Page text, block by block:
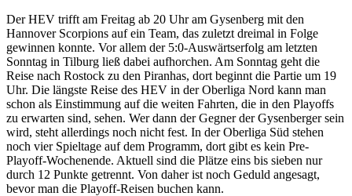
Der HEV trifft am Freitag ab 20 Uhr am Gysenberg mit den
Hannover Scorpions auf ein Team, das zuletzt dreimal in Folge
gewinnen konnte. Vor allem der 5:0-Auswärtserfolg am letzten
Sonntag in Tilburg ließ dabei aufhorchen. Am Sonntag geht die
Reise nach Rostock zu den Piranhas, dort beginnt die Partie um 19
Uhr. Die längste Reise des HEV in der Oberliga Nord kann man
schon als Einstimmung auf die weiten Fahrten, die in den Playoffs
zu erwarten sind, sehen. Wer dann der Gegner der Gysenberger sein
wird, steht allerdings noch nicht fest. In der Oberliga Süd stehen
noch vier Spieltage auf dem Programm, dort gibt es kein Pre-
Playoff-Wochenende. Aktuell sind die Plätze eins bis sieben nur
durch 12 Punkte getrennt. Von daher ist noch Geduld angesagt,
bevor man die Playoff-Reisen buchen kann.